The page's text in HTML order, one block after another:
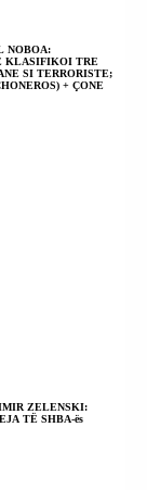
NOBOA:
KLASIFIKOI TRE
SI TERRORISTE;
+ ÇONE
ZELENSKI:
TË SHBA-ës